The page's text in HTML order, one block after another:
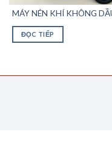
MÁY NÉN KHÍ KHÔNG
ĐỌC TIẾP